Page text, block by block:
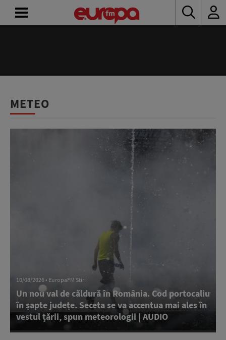
METEO
10/08/2026 • EuropaFM Stiri
Un nou val de căldură în România. Cod portocaliu
în șapte județe. Seceta se va accentua mai ales în
vestul țării, spun meteorologii | AUDIO